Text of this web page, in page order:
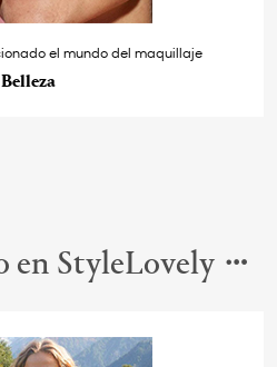
el mundo del maquillaje
Belleza
en StyleLovely